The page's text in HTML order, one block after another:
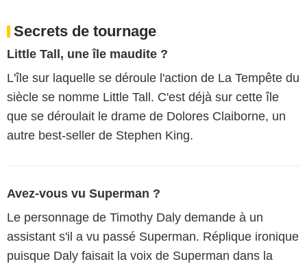
Secrets de tournage
Little Tall, une île maudite ?
L'île sur laquelle se déroule l'action de La Tempête du
siècle se nomme Little Tall. C'est déjà sur cette île
que se déroulait le drame de Dolores Claiborne, un
autre best-seller de Stephen King.
Avez-vous vu Superman ?
Le personnage de Timothy Daly demande à un
assistant s'il a vu passé Superman. Réplique ironique
puisque Daly faisait la voix de Superman dans la